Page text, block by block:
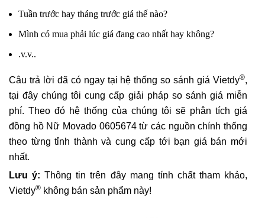
Tuần trước hay tháng trước giá thế nào?
Mình có mua phải lúc giá đang cao nhất hay không?
.v.v..
Câu trả lời đã có ngay tại hệ thống so sánh giá Vietdy®,
tại đây chúng tôi cung cấp giải pháp so sánh giá miễn
phí. Theo đó hệ thống của chúng tôi sẽ phân tích giá
đồng hồ Nữ Movado 0605674 từ các nguồn chính thống
theo từng tỉnh thành và cung cấp tới bạn giá bán mới
nhất.
Lưu ý: Thông tin trên đây mang tính chất tham khảo,
Vietdy® không bán sản phẩm này!